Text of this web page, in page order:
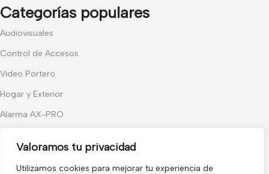
Valoramos tu privacidad
Utilizamos cookies para mejorar tu experiencia de
Categorías populares
Audiovisuales
Control de Accesos
Video Portero
Hogar y Exterior
Alarma AX-PRO
Únete a nuestras novedades